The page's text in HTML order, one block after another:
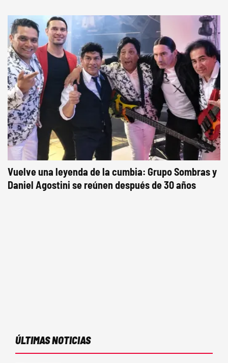
Vuelve una leyenda de la cumbia: Grupo Sombras y
Daniel Agostini se reúnen después de 30 años
ÚLTIMAS NOTICIAS